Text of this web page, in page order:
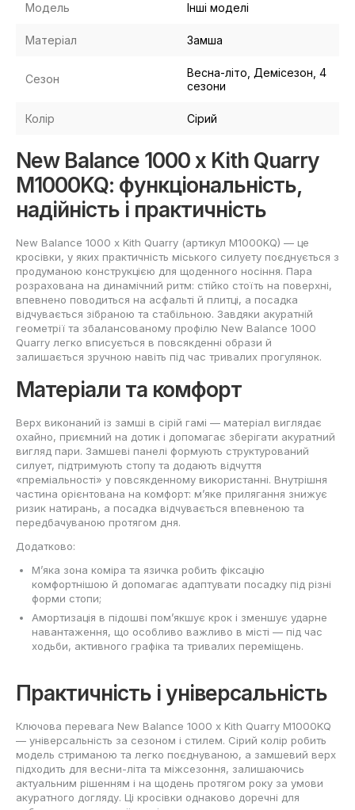
Модель Інші моделі
Матеріал Замша
Сезон
Весна-літо, Демісезон, 4
сезони
Колір Сірий
New Balance 1000 x Kith Quarry
M1000KQ: функціональність,
надійність і практичність
New Balance 1000 x Kith Quarry (артикул M1000KQ) — це
кросівки, у яких практичність міського силуету поєднується з
продуманою конструкцією для щоденного носіння. Пара
розрахована на динамічний ритм: стійко стоїть на поверхні,
впевнено поводиться на асфальті й плитці, а посадка
відчувається зібраною та стабільною. Завдяки акуратній
геометрії та збалансованому профілю New Balance 1000
Quarry легко вписується в повсякденні образи й
залишається зручною навіть під час тривалих прогулянок.
Матеріали та комфорт
Верх виконаний із замші в сірій гамі — матеріал виглядає
охайно, приємний на дотик і допомагає зберігати акуратний
вигляд пари. Замшеві панелі формують структурований
силует, підтримують стопу та додають відчуття
«преміальності» у повсякденному використанні. Внутрішня
частина орієнтована на комфорт: м’яке прилягання знижує
ризик натирань, а посадка відчувається впевненою та
передбачуваною протягом дня.
Додатково:
М’яка зона коміра та язичка робить фіксацію
комфортнішою й допомагає адаптувати посадку під різні
форми стопи;
Амортизація в підошві пом’якшує крок і зменшує ударне
навантаження, що особливо важливо в місті — під час
ходьби, активного графіка та тривалих переміщень.
Практичність і універсальність
Ключова перевага New Balance 1000 x Kith Quarry M1000KQ
— універсальність за сезоном і стилем. Сірий колір робить
модель стриманою та легко поєднуваною, а замшевий верх
підходить для весни-літа та міжсезоння, залишаючись
актуальним рішенням і на щодень протягом року за умови
акуратного догляду. Ці кросівки однаково доречні для